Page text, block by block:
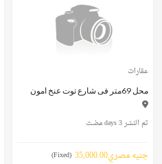
عقارات
محل 69متر فى شارع توت عنخ امون
تم النشر 3 days مضت
جنيه مصري35,000.00 (Fixed)